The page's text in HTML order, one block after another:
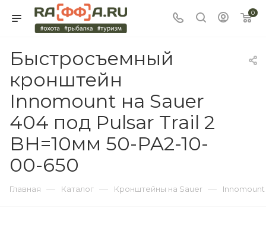
0
Быстросъемный
кронштейн
Innomount на Sauer
404 под Pulsar Trail 2
BH=10мм 50-PA2-10-
00-650
Главная — Каталог — Кронштейны на Sauer — Innomount